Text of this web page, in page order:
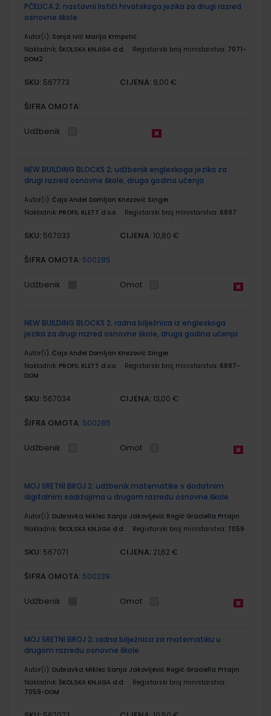
PČELICA 2; nastavni listići hrvatskoga jezika za drugi razred
osnovne škole
Autor(i): Sonja Ivić Marija Krmpotić
Nakladnik: ŠKOLSKA KNJIGA d.d. Registarski broj ministarstva: 7071-
DOM2
SKU: 567773 CIJENA: 8,00 €
ŠIFRA OMOTA:
Udžbenik
NEW BUILDING BLOCKS 2; udžbenik engleskoga jezika za
drugi razred osnovne škole, druga godina učenja
Autor(i): Čajo Anđel Domljan Knezović Singer
Nakladnik: PROFIL KLETT d.o.o. Registarski broj ministarstva: 6897
SKU: 567033 CIJENA: 10,80 €
ŠIFRA OMOTA: 500285
Udžbenik Omot
NEW BUILDING BLOCKS 2; radna bilježnica iz engleskoga
jezika za drugi razred osnovne škole, druga godina učenja
Autor(i): Čajo Anđel Domljan Knezović Singer
Nakladnik: PROFIL KLETT d.o.o. Registarski broj ministarstva: 6897-
DOM
SKU: 567034 CIJENA: 13,00 €
ŠIFRA OMOTA: 500285
Udžbenik Omot
MOJ SRETNI BROJ 2; udžbenik matematike s dodatnim
digitalnim sadržajima u drugom razredu osnovne škole
Autor(i): Dubravka Miklec Sanja Jakovljević Rogić Graciella Prtajin
Nakladnik: ŠKOLSKA KNJIGA d.d. Registarski broj ministarstva: 7059
SKU: 567071 CIJENA: 21,62 €
ŠIFRA OMOTA: 500239
Udžbenik Omot
MOJ SRETNI BROJ 2; radna bilježnica za matematiku u
drugom razredu osnovne škole
Autor(i): Dubravka Miklec Sanja Jakovljević Rogić Graciella Prtajin
Nakladnik: ŠKOLSKA KNJIGA d.d.
Registarski broj ministarstva:
7059-DOM